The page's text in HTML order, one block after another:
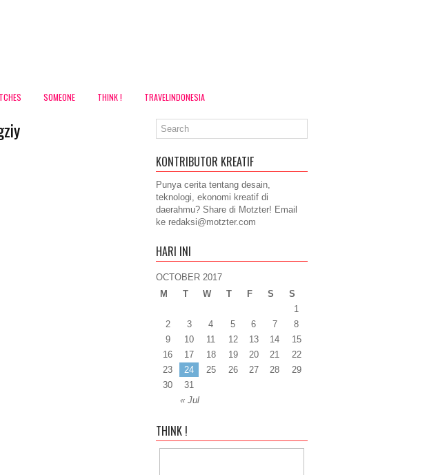
SOMEONE THINK ! TRAVELINDONESIA
KONTRIBUTOR KREATIF
Punya cerita tentang desain,
teknologi, ekonomi kreatif di
daerahmu? Share di Motzter! Email
ke redaksi@motzter.com
HARI INI
OCTOBER 2017
M
T W T F S S
« Jul
1
2
3 4 5 6 7
8
9
10 11 12 13 14
15
16
17 18 19 20 21
22
23
24 25 26 27 28
29
30
31
THINK !